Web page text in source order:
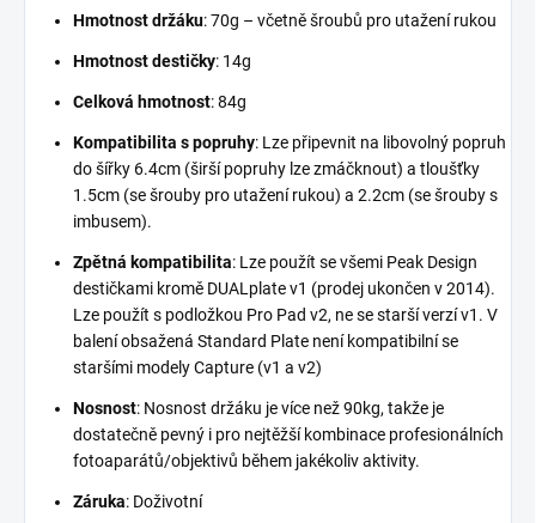
Hmotnost držáku: 70g – včetně šroubů pro utažení rukou
Hmotnost destičky: 14g
Celková hmotnost: 84g
Kompatibilita s popruhy: Lze připevnit na libovolný popruh
do šířky 6.4cm (širší popruhy lze zmáčknout) a tloušťky
1.5cm (se šrouby pro utažení rukou) a 2.2cm (se šrouby s
imbusem).
Zpětná kompatibilita: Lze použít se všemi Peak Design
destičkami kromě DUALplate v1 (prodej ukončen v 2014).
Lze použít s podložkou Pro Pad v2, ne se starší verzí v1. V
balení obsažená Standard Plate není kompatibilní se
staršími modely Capture (v1 a v2)
Nosnost: Nosnost držáku je více než 90kg, takže je
dostatečně pevný i pro nejtěžší kombinace profesionálních
fotoaparátů/objektivů během jakékoliv aktivity.
Záruka: Doživotní